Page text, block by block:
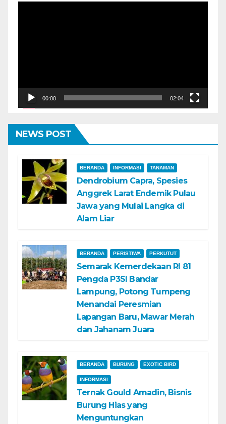
00:00 02:04
NEWS POST
BERANDA INFORMASI TANAMAN
Dendrobium Capra, Spesies
Anggrek Larat Endemik Pulau
Jawa yang Mulai Langka di
Alam Liar
BERANDA PERISTIWA PERKUTUT
Semarak Kemerdekaan RI 81
Pengda P3SI Bandar
Lampung, Potong Tumpeng
Menandai Peresmian
Lapangan Baru, Mawar Merah
dan Jahanam Juara
BERANDA BURUNG EXOTIC BIRD
INFORMASI
Ternak Gould Amadin, Bisnis
Burung Hias yang
Menguntungkan